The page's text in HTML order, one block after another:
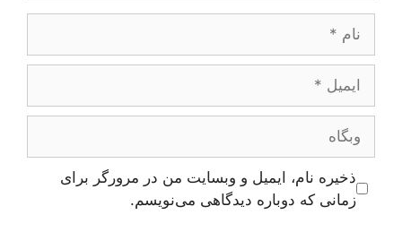
وبگاه
ذخیره نام، ایمیل و وبسایت من در مرورگر برای
زمانی که دوباره دیدگاهی می‌نویسم.